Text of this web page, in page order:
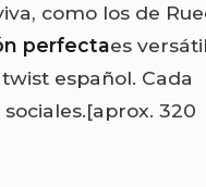
como los de
perfectaes
español. Cada
[aprox. 320